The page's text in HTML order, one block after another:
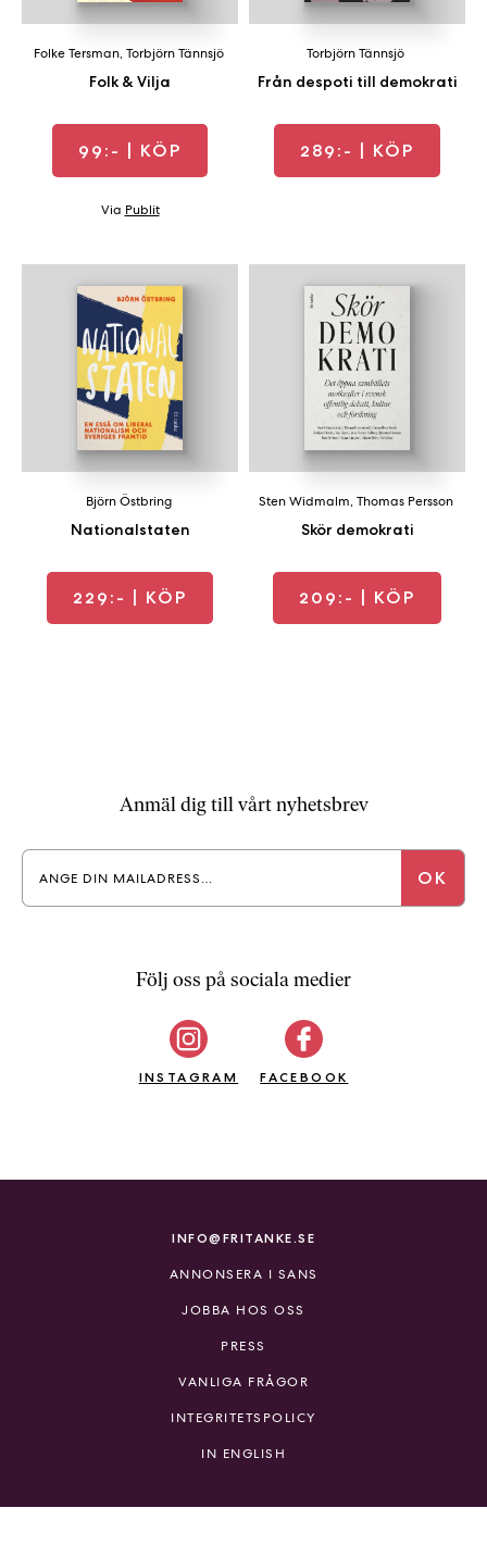
Folk & Vilja
Folke Tersman,Torbjörn Tännsjö
99:- | KÖP
Via Publit
Från despoti till demokrati
Torbjörn Tännsjö
289:- | KÖP
Nationalstaten
Björn Östbring
229:- | KÖP
Skör demokrati
Sten Widmalm,Thomas Persson
209:- | KÖP
Anmäl dig till vårt nyhetsbrev
Följ oss på sociala medier
INSTAGRAM FACEBOOK
INFO@FRITANKE.SE
ANNONSERA I SANS
JOBBA HOS OSS
PRESS
VANLIGA FRÅGOR
INTEGRITETSPOLICY
IN ENGLISH